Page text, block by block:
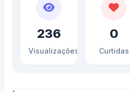
236
Visualizações
0
Curtidas